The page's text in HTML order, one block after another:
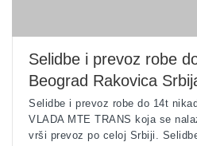
Selidbe i prevoz robe
Beograd Rakovica
Selidbe i prevoz robe do 14t
VLADA MTE TRANS koja se
vrši prevoz po celoj Srbiji.